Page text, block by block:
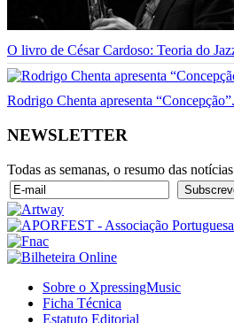
O livro de César Cardoso: Teoria do
Rodrigo Chenta apresenta
NEWSLETTER
Todas as semanas, o resumo das
Sobre o XpressingMusic
Ficha Técnica
Estatuto Editorial